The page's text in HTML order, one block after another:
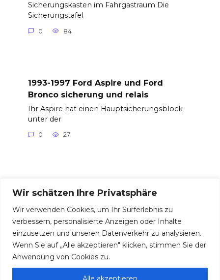
Wir schätzen Ihre Privatsphäre
Wir verwenden Cookies, um Ihr Surferlebnis zu
verbessern, personalisierte Anzeigen oder Inhalte
einzusetzen und unseren Datenverkehr zu analysieren.
Wenn Sie auf „Alle akzeptieren" klicken, stimmen Sie der
Anwendung von Cookies zu.
Sicherungskasten im Fahrgastraum Die
Sicherungstafel
0 84
1993-1997 Ford Aspire und Ford
Bronco sicherung und relais
Ihr Aspire hat einen Hauptsicherungsblock
unter der
0 27
Ford Bronco sicherung und relais
Sicherungstafel im Fahrgastraum Nein. EIN
Beschreibung